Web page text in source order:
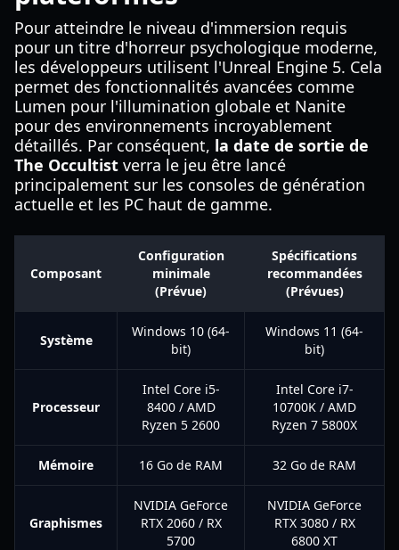
Pour atteindre le niveau d'immersion requis
pour un titre d'horreur psychologique moderne,
les développeurs utilisent l'Unreal Engine 5. Cela
permet des fonctionnalités avancées comme
Lumen pour l'illumination globale et Nanite
pour des environnements incroyablement
détaillés. Par conséquent, la date de sortie de
The Occultist verra le jeu être lancé
principalement sur les consoles de génération
actuelle et les PC haut de gamme.
Composant
Configuration
minimale
(Prévue)
Spécifications
recommandées
(Prévues)
Système
Windows 10 (64-
bit)
Windows 11 (64-
bit)
Processeur
Intel Core i5-
8400 / AMD
Ryzen 5 2600
Intel Core i7-
10700K / AMD
Ryzen 7 5800X
Mémoire 16 Go de RAM 32 Go de RAM
Graphismes
NVIDIA GeForce
RTX 2060 / RX
5700
NVIDIA GeForce
RTX 3080 / RX
6800 XT